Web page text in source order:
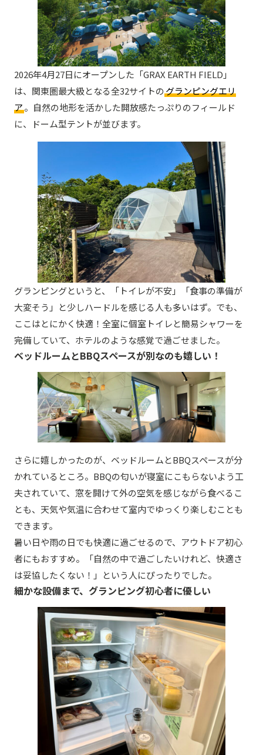
2026年4月27日にオープンした「GRAX EARTH FIELD」
は、関東圏最大級となる全32サイトのグランピングエリ
ア。自然の地形を活かした開放感たっぷりのフィールド
に、ドーム型テントが並びます。
グランピングというと、「トイレが不安」「食事の準備が
大変そう」と少しハードルを感じる人も多いはず。でも、
ここはとにかく快適！全室に個室トイレと簡易シャワーを
完備していて、ホテルのような感覚で過ごせました。
ベッドルームとBBQスペースが別なのも嬉しい！
さらに嬉しかったのが、ベッドルームとBBQスペースが分
かれているところ。BBQの匂いが寝室にこもらないよう工
夫されていて、窓を開けて外の空気を感じながら食べるこ
とも、天気や気温に合わせて室内でゆっくり楽しむことも
できます。
暑い日や雨の日でも快適に過ごせるので、アウトドア初心
者にもおすすめ。「自然の中で過ごしたいけれど、快適さ
は妥協したくない！」という人にぴったりでした。
細かな設備まで、グランピング初心者に優しい